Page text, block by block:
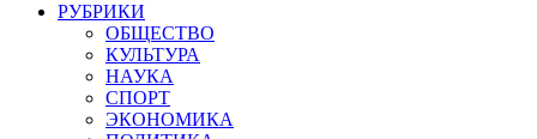
РУБРИКИ
ОБЩЕСТВО
КУЛЬТУРА
НАУКА
СПОРТ
ЭКОНОМИКА